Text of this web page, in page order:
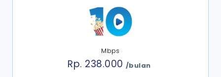
Mbps
Rp. 238.000 /bulan